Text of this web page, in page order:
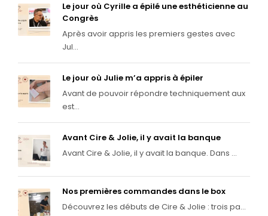
Le jour où Cyrille a épilé une esthéticienne au
Congrès
Après avoir appris les premiers gestes avec
Jul...
Le jour où Julie m’a appris à épiler
Avant de pouvoir répondre techniquement aux
est...
Avant Cire & Jolie, il y avait la banque
Avant Cire & Jolie, il y avait la banque. Dans ...
Nos premières commandes dans le box
Découvrez les débuts de Cire & Jolie : trois pa...